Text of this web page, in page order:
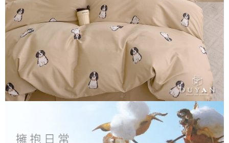
1.分期款項不併入電信帳單，「大哥付你分期」於每月結算日後寄送繳費提
醒簡訊。
2.透過簡訊連結打開帳單後，可選擇「超商條碼／台灣大直營門市／銀行轉
帳／街口支付／iPASS MONEY」等通路繳費。
【注意事項】
1.本服務係由「台灣大哥大股份有限公司」（以下簡稱本公司）所提供，讓
用戶於交易時，得透過本服務購買商品或服務，並由商店將買賣／分期付款
買賣價金債權讓與本公司後，依約使用本公司帳單繳交帳款。
2.基於同意付款使用「大哥付你分期」之契約關係目的，商店將以您的個人
資料（包含姓名、電話或地址）提供予台灣大哥大進項蒐集、處理及利用，
由本公司與您本人進行分期帳單所需資料之確認、核對及更正。
3.完整用戶服務條款，請詳閱以下連結：
https://oppay.tw/userRule
【「AFTEE先享後付」結帳流程】
１．於結帳方式選擇「AFTEE先享後付」後，將跳轉至「AFTEE先享後付」
結帳頁面，進行簡訊認證並確認金額後，即可完成結帳。
２．訂單成立數日內，您將收到繳費通知簡訊。
３．收到繳費通知簡訊後14天內，點擊此簡訊中的連結，可透過四大超商／
ATM／網路銀行／等多元方式進行付款，方視為交易完成。
※ 請注意：結帳手續完成當下不需立刻繳費，但若您需要取消訂單，請聯絡
購買商品的店家。未經商家同意取消之訂單仍視為有效，需透過AFTEE先享
後付繳納相關費用。
※ 交易是否成功請以「AFTEE先享後付 」之結帳頁面顯示為準，若有關於
是否繳費成功／繳費後需取消欲退款等相關疑問，請聯繫「AFTEE先享後付
https://netprotections.freshdesk.com/support/home
１．透過由恩沛科技股份有限公司提供之「AFTEE先享後付」服務完成之交
運送方式
全家取貨付款
每筆NT$60，滿NT$699(含以上)免運費
付款後全家取貨
每筆NT$60，滿NT$699(含以上)免運費
7-11取貨付款
每筆NT$60，滿NT$999(含以上)免運費
每筆NT$60，滿NT$999(含以上)免運費